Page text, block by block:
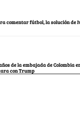
comentar fútbol, la solución de
de la embajada de Colombia
con Trump